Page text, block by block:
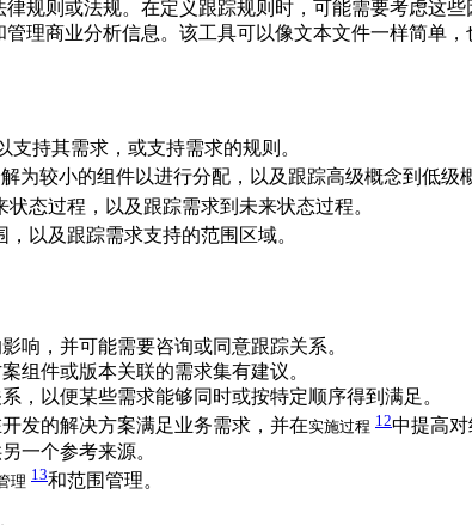
规则或法规。在定义跟踪规则时，可能需要考虑这些
理商业分析信息。该工具可以像文本文件一样简单，
支持其需求，或支持需求的规则。
为较小的组件以进行分配，以及跟踪高级概念到低级
状态过程，以及跟踪需求到未来状态过程。
，以及跟踪需求支持的范围区域。
响，并可能需要咨询或同意跟踪关系。
组件或版本关联的需求集有建议。
，以便某些需求能够同时或按特定顺序得到满足。
发的解决方案满足业务需求，并在实施过程 12中提高对
一个参考来源。
理 13和范围管理。